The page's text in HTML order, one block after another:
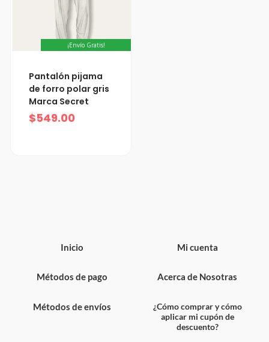
¡Envío Gratis!
Pantalón pijama
de forro polar gris
Marca Secret
$549.00
Inicio
Métodos de pago
Métodos de envíos
Mi cuenta
Acerca de Nosotras
¿Cómo comprar y cómo
aplicar mi cupón de
descuento?